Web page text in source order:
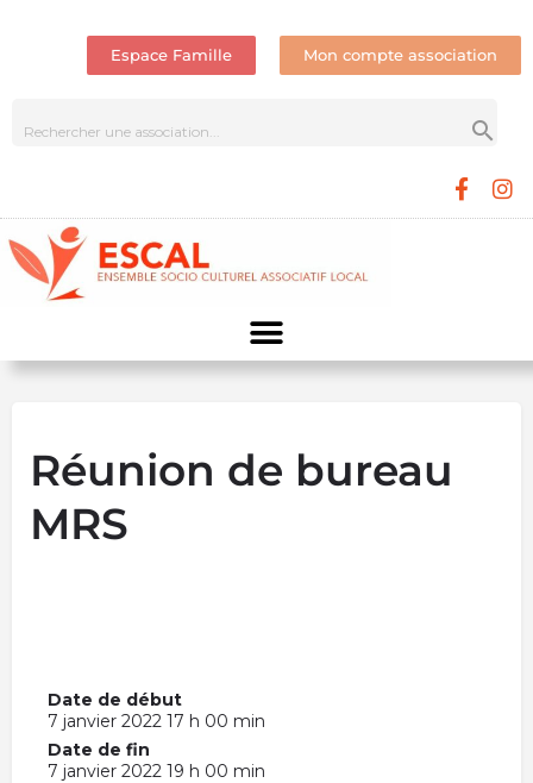
Espace Famille Mon compte association
Réunion de bureau
MRS
Date de début
7 janvier 2022 17 h 00 min
Date de fin
7 janvier 2022 19 h 00 min